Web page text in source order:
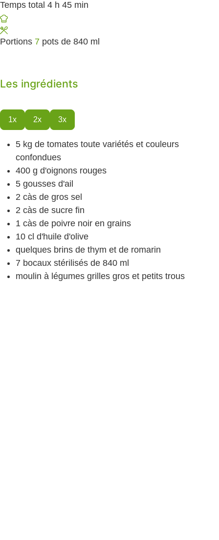
Temps total 4 heures
h 45 minutes
min
Portions 7 pots de 840 ml
Les ingrédients
1x 2x 3x
5 kg de tomates toute variétés et couleurs
confondues
400 g d'oignons rouges
5 gousses d'ail
2 càs de gros sel
2 càs de sucre fin
1 càs de poivre noir en grains
10 cl d'huile d'olive
quelques brins de thym et de romarin
7 bocaux stérilisés de 840 ml
moulin à légumes grilles gros et petits trous